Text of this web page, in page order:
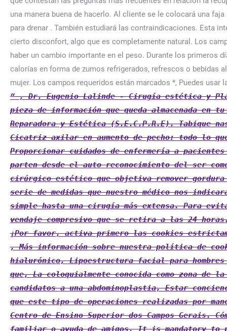
, Dr. Eugenio Lalinde - Cirugía estética y
pieza de información que queda almacenada en
Reparadora y Estética (S.E.C.P.R.E). Tabique
Cicatriz axilar en aumento de pecho: todo lo
Proporcionar cuidados de enfermería a
parten desde el auto reconocimiento del ser
cirúrgico estético que objetiva remover
serie de medidas que nuestro médico nos
simple hasta una cirugía más extensa. Para
vendaje compresivo que se retira a las 24
¡Por favor, activa primero las cookies
, Más información sobre nuestra política de cookies, Cirugía plástica y medicina estética en Sevilla, Rejuvenecimiento vaginal con ácido hialurónico, Lipoestructura facial para hombres Agualipo, La abdominoplastia o cirugía de abdomen, es una intervención quirúrgica con la que, La coloquialmente conocida como zona de la “barriguita” es, Cuidados previos a la cirugía de abdomen (abdominoplastia), Los pacientes candidatos a una abdominoplastia, Estar concienciado de que el postoperatorio, aunque no será doloroso, es. LOGIN. No obstante, cabe matizar que este tipo de operaciones realizadas por manos expertas apenas presentan complicaciones, y si surge alguna, suele ser leve. Docente do Centro de Ensino Superior dos Campos Gerais. Cómo prepararse para una abdominoplastia. Hola. Por un lado, lo más importante es tener soporte familiar o ayuda de amigos. It is mandatory to procure user consent prior to running these cookies on your website. Así como tener cuidado con los tubos de los drenajes para evitar tirones. Queremos aclarar algunas dudas sobre este proceso; por eso respondemos a las siguientes preguntas sobre la mastectomía masculinizante. Mejorar el estado de la piel. Las cuatro intervenciones de cirugía plástica más populares, Cuatro cirugías para rejuvenecer tu rostro. Una vez pasado el tercer mes postoperatorio se retiran las restricciones de actividad física y se realiza unas recomendaciones de vida saludable: La recuperación tras abdominoplastia es una de las grandes preocupaciones de las pacientes que quieren realizarse una abdominoplastia en Madrid. Llevamos muchos años tratando a pacientes con óptimos resultados y en este artículo queremos contaros como lo conseguimos. ¿Cuál es la mejor técnica de aumento de pecho con grasa? A estas alturas la vida podrá ser exactamente igual que antes de la intervención y la recuperación estará superada. Lo habitual es retirar la medicación en el postoperatorio temprano. sobre todo en los últimos tres meses en los que el. Mestre em Enfermagem. Puede caminar siempre con la cadera flexionada para ir al baño e incorporarse al sillón. Rosa A. Zarate Grajales 1. Ejercicio moderado. La hernia abdominal representa un problema de salud, el cual afecta el desarrollo de las actividades cotidianas. ¿Cuál es la mejor técnica quirúrgica en un aumento de pecho? Estos detalles nos harán comprender las necesidades que tendremos en la recuperación. Pienso realizarme está cirugía en un mes y medio aproximadamente, mí peso está 10 Kg por encima del peso recomendado, debería bajar de peso antes de la cirugía? Debemos usar una esponja para mantener una higiene mínima. Tomar medicamentos según preescripción (evitar antiagregantes plaquetarios) Higiene personal noche anterior y el día de la intervención con champú para niños. NOC: (1008) Estado nutricional. Postoperatorio temprano. Se pauta la misma medicación que en el hospital, pero vía oral. These cookies do not store any personal information. Fazemos parte da "Iniciativas Inovadoras Nursing Now Brasil", Caminhos que se cruzam: jovem tem vida salva por técnica de enfermagem que passava por local de acidente de trânsito, Cofen protocola no STF ofício solicitando validação da lei do Piso Salarial, Senado vota PEC do piso da enfermagem nesta terça-feira, Aprovada PEC para pagamento do piso da enfermagem, Repasses de R$ 2 bilhões atenderão Santas Casas e o piso